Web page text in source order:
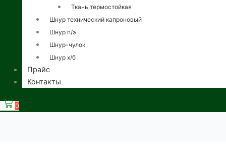
Ткань термостойкая
Шнур технический капроновый
Шнур п/э
Шнур-чулок
Шнур х/б
Прайс
Контакты
0